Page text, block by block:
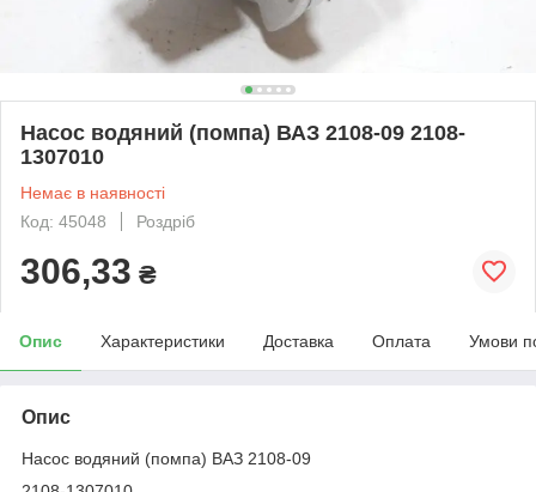
Насос водяний (помпа) ВАЗ 2108-09 2108-
1307010
Немає в наявності
Код: 45048
Роздріб
306,33 ₴
Опис Характеристики Доставка Оплата Умови
Опис
Насос водяний (помпа) ВАЗ 2108-09